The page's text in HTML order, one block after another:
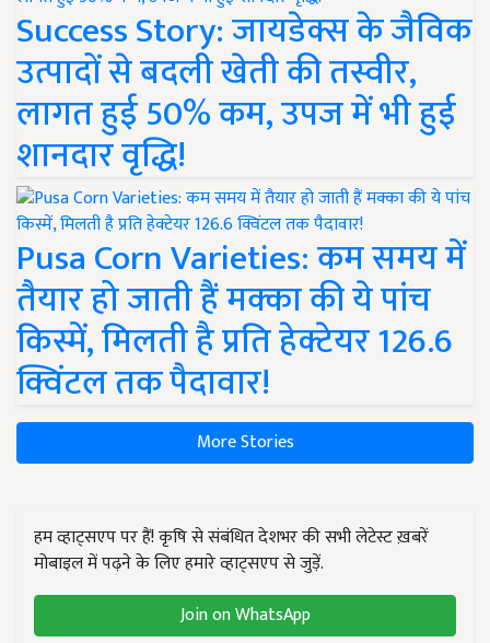
Success Story: जायडेक्स के जैविक
उत्पादों से बदली खेती की तस्वीर,
लागत हुई 50% कम, उपज में भी हुई
शानदार वृद्धि!
Pusa Corn Varieties: कम समय में
तैयार हो जाती हैं मक्का की ये पांच
किस्में, मिलती है प्रति हेक्टेयर 126.6
क्विंटल तक पैदावार!
More Stories
हम व्हाट्सएप पर हैं! कृषि से संबंधित देशभर की सभी लेटेस्ट ख़बरें
मोबाइल में पढ़ने के लिए हमारे व्हाट्सएप से जुड़ें.
Join on WhatsApp